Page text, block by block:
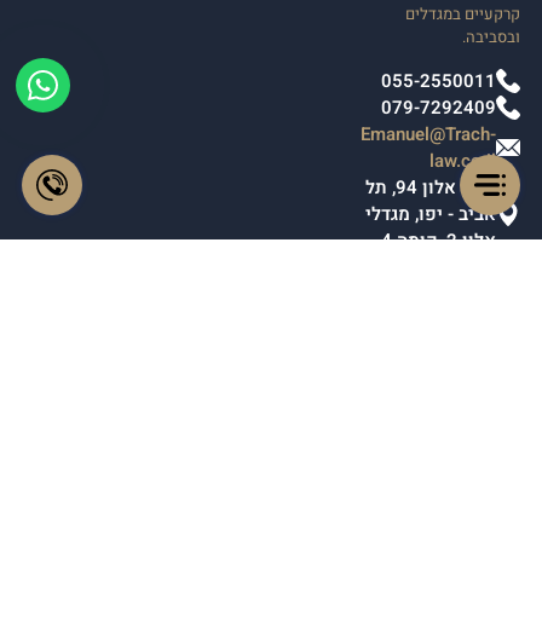
קרקעיים במגדלים
ובסביבה.
055-2550011
079-7292409
Emanuel@Trach-
law.co.il
יגאל אלון 94, תל
אביב - יפו, מגדלי
אלון 2, קומה 4.